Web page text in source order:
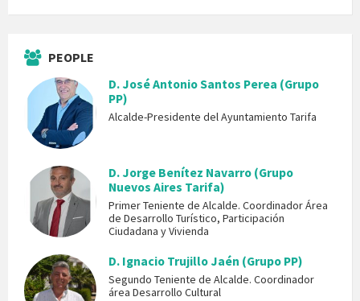
PEOPLE
D. José Antonio Santos Perea (Grupo
PP)
Alcalde-Presidente del Ayuntamiento Tarifa
D. Jorge Benítez Navarro (Grupo
Nuevos Aires Tarifa)
Primer Teniente de Alcalde. Coordinador Área
de Desarrollo Turístico, Participación
Ciudadana y Vivienda
D. Ignacio Trujillo Jaén (Grupo PP)
Segundo Teniente de Alcalde. Coordinador
área Desarrollo Cultural